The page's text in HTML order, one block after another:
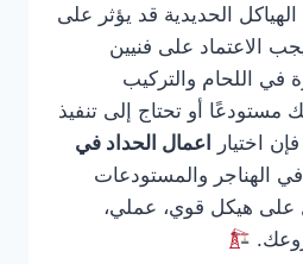
الحديدية قد يؤثر على
الاعتماد على فنيين
اللحام والتركيب
مستودعًا أو تحتاج إلى تنفيذ
اختيار
اعمال الحداد في
الهناجر والمستودعات
هيكل قوي، عملي،